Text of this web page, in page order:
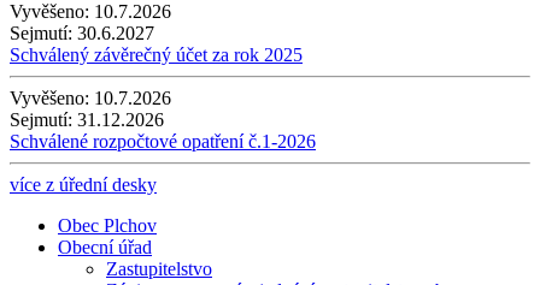
Vyvěšeno: 10.7.2026
Sejmutí: 30.6.2027
Schválený závěrečný účet za rok 2025
Vyvěšeno: 10.7.2026
Sejmutí: 31.12.2026
Schválené rozpočtové opatření č.1-2026
více z úřední desky
Obec Plchov
Obecní úřad
Zastupitelstvo